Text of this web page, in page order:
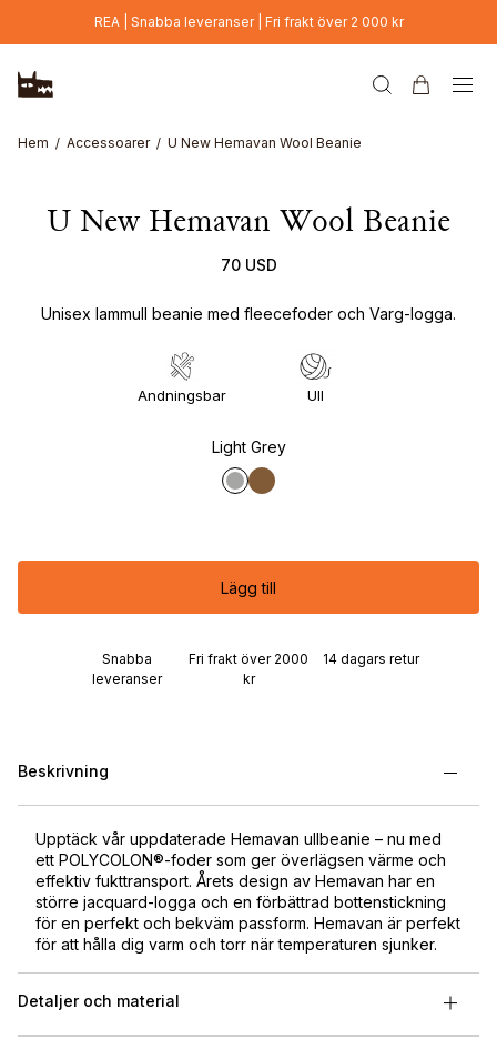
Hoppa till huvudinnehållREA | Snabba leveranser | Fri frakt över 2 000 kr
Hem Accessoarer U New Hemavan Wool Beanie
U New Hemavan Wool Beanie
70 USD
Unisex lammull beanie med fleecefoder och Varg-logga.
Andningsbar Ull
Light Grey
Lägg till
Snabba
leveranser
Fri frakt över 2000
kr
14 dagars retur
Beskrivning
Upptäck vår uppdaterade Hemavan ullbeanie – nu med
ett POLYCOLON®-foder som ger överlägsen värme och
effektiv fukttransport. Årets design av Hemavan har en
större jacquard-logga och en förbättrad bottenstickning
för en perfekt och bekväm passform. Hemavan är perfekt
för att hålla dig varm och torr när temperaturen sjunker.
Detaljer och material